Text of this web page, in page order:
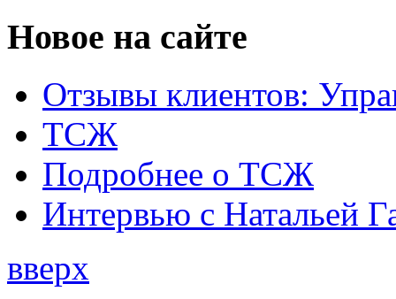
Новое на сайте
Отзывы клиентов:
ТСЖ
Подробнее о ТСЖ
Интервью с Натальей
вверх